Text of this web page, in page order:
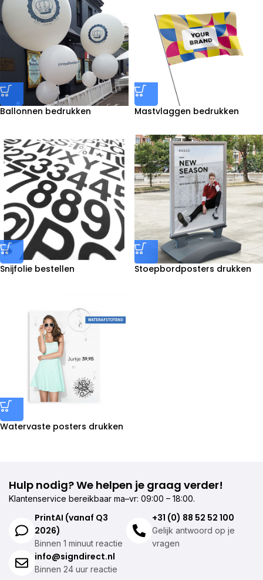
Ballonnen bedrukken Mastvlaggen bedrukken
Snijfolie bestellen Stoepbordposters drukken
Watervaste posters drukken
Hulp nodig? We helpen je graag verder!
Klantenservice bereikbaar ma–vr: 09:00 – 18:00.
PrintAI (vanaf Q3
2026)
Binnen 1 minuut reactie
+31 (0) 88 52 52 100
Gelijk antwoord op je
vragen
info@signdirect.nl
Binnen 24 uur reactie